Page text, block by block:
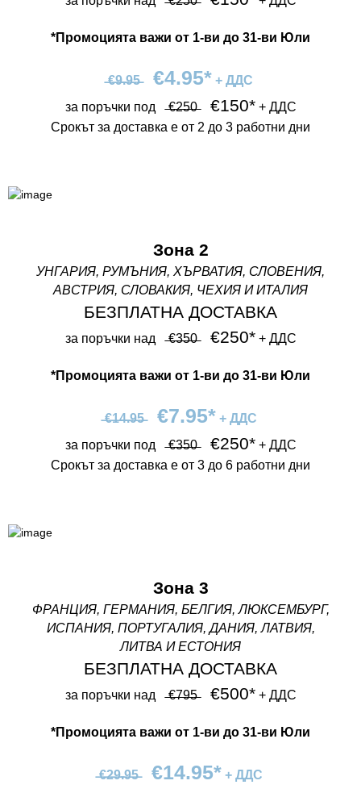
*Промоцията важи от 1-ви до 31-ви Юли
̶€̶9̶.̶9̶5̶ ⠀ €4.95* + ДДС
за поръчки под⠀̶€̶2̶5̶0̶⠀ €150*+ ДДС
Срокът за доставка е от 2 до 3 работни дни
Зона 2
УНГАРИЯ, РУМЪНИЯ, ХЪРВАТИЯ, СЛОВЕНИЯ,
АВСТРИЯ, СЛОВАКИЯ, ЧЕХИЯ И ИТАЛИЯ
БЕЗПЛАТНА ДОСТАВКА
за поръчки над⠀ ̶€̶3̶5̶0̶ ⠀ €250*+ ДДС
*Промоцията важи от 1-ви до 31-ви Юли
̶€̶1̶4̶.̶9̶5̶ ⠀ €7.95* + ДДС
за поръчки под⠀ ̶€̶3̶5̶0̶ ⠀ €250*+ ДДС
Срокът за доставка е от 3 до 6 работни дни
Зона 3
ФРАНЦИЯ, ГЕРМАНИЯ, БЕЛГИЯ, ЛЮКСЕМБУРГ,
ИСПАНИЯ, ПОРТУГАЛИЯ, ДАНИЯ, ЛАТВИЯ,
ЛИТВА И ЕСТОНИЯ
БЕЗПЛАТНА ДОСТАВКА
за поръчки над⠀ ̶€̶7̶9̶5̶ ⠀ €500*+ ДДС
*Промоцията важи от 1-ви до 31-ви Юли
̶€̶2̶9̶.̶9̶5̶ ⠀ €14.95* + ДДС